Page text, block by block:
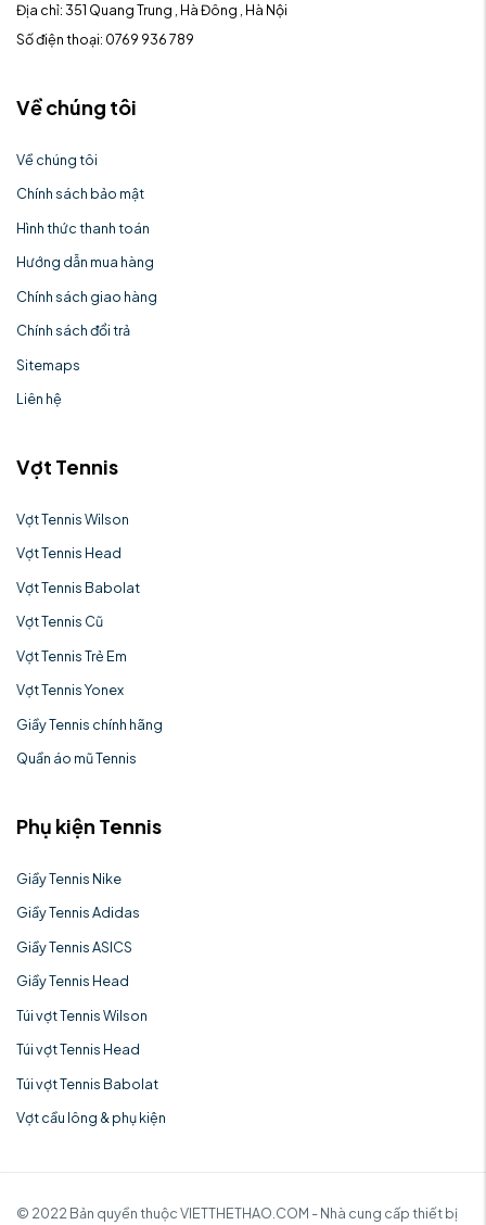
Địa chỉ: 351 Quang Trung , Hà Đông , Hà Nội
Số điện thoại: 0769 936 789
Về chúng tôi
Về chúng tôi
Chính sách bảo mật
Hình thức thanh toán
Hướng dẫn mua hàng
Chính sách giao hàng
Chính sách đổi trả
Sitemaps
Liên hệ
Vợt Tennis
Vợt Tennis Wilson
Vợt Tennis Head
Vợt Tennis Babolat
Vợt Tennis Cũ
Vợt Tennis Trẻ Em
Vợt Tennis Yonex
Giầy Tennis chính hãng
Quần áo mũ Tennis
Phụ kiện Tennis
Giầy Tennis Nike
Giầy Tennis Adidas
Giầy Tennis ASICS
Giầy Tennis Head
Túi vợt Tennis Wilson
Túi vợt Tennis Head
Túi vợt Tennis Babolat
Vợt cầu lông & phụ kiện
© 2022 Bản quyền thuộc VIETTHETHAO.COM - Nhà cung cấp thiết bị